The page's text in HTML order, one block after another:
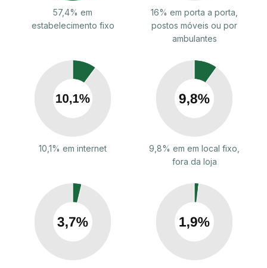
57,4% em
estabelecimento fixo
16% em porta a porta,
postos móveis ou por
ambulantes
10,1% em internet
9,8% em em local fixo,
fora da loja